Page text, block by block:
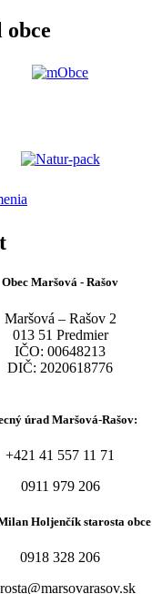
Obec Maršová - Rašov
Maršová – Rašov 2
013 51 Predmier
IČO: 00648213
DIČ: 2020618776
úrad Maršová-Rašov:
+421 41 557 11 71
0911 979 206
Holjenčík starosta obce
0918 328 206